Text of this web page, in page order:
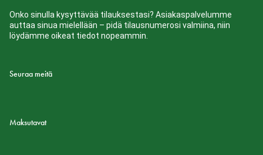
Onko sinulla kysyttävää tilauksestasi? Asiakaspalvelumme
auttaa sinua mielellään – pidä tilausnumerosi valmiina, niin
löydämme oikeat tiedot nopeammin.
Seuraa meitä
Maksutavat